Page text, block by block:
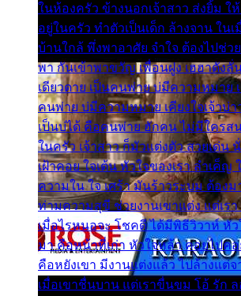
ในห้องครัว ข้างนอกเจ้าสาว ส่งยิ้ม ใ
อยู่ในครัว ทำตัวเป็นเด็ก ล้างจาน ใน
บ้านใกล้ พึ่งพาอาศัย จำใจ ต้องไปช่ว
พา กันเข้าพาขวัญ เพื่อนฝูง เฮฮาดังลั่
เดียวดาย เป็นคนพ่าย บ่มีความหมาย เ
คนพ่าย บ่มีความหมาย เคียงใจเจ้าบ่า
เป็นบ่ได้ คือคนพ่าย ฮักคน ไม่มีใครส
ในครัว เจ้าสาว ก็มัวแต่งตัว สวยเด่น นั่
เฝ้าคอย ใจเต้น หัวใจของเรา ลำเค็ญ
ความใน ใจ เศร้า มันร้าวระบม ต้อง
ท่ามความสุขี ช่วยงานเขาแต่ง แต่เร
เมื่อไรหนอจะ โชคดี ได้มีพิธีวิวาห์ หั
มา คือหน้าที่เก่า หัวใจหล้า คอยไปค
คือหยังเขา มีงานแต่งแล้ว ไปล้างแต่
เมื่อเขาชื่นบาน แต่เราขื่นขม โอ้ รัก